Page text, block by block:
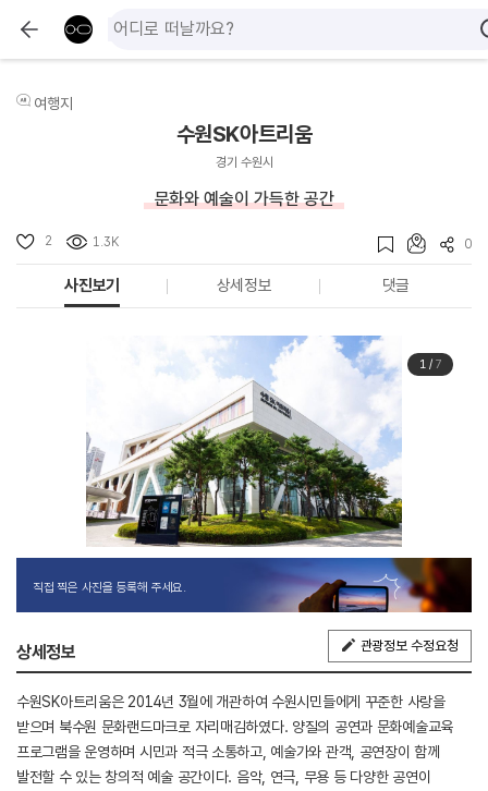
여행지
수원SK아트리움
경기 수원시
문화와 예술이 가득한 공간
2 1.3K 0
사진보기 상세정보 댓글
1/ 7
직접 찍은 사진을 등록해 주세요.
상세정보 관광정보 수정요청
수원SK아트리움은 2014년 3월에 개관하여 수원시민들에게 꾸준한 사랑을
받으며 북수원 문화랜드마크로 자리매김하였다. 양질의 공연과 문화예술교육
프로그램을 운영하며 시민과 적극 소통하고, 예술가와 관객, 공연장이 함께
발전할 수 있는 창의적 예술 공간이다. 음악, 연극, 무용 등 다양한 공연이